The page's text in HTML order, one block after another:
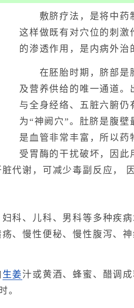
敷脐疗法，是将中药制
这样做既有对穴位的刺激
的渗透作用，是内病外治
在胚胎时期，脐部是
及营养供给的唯一通道。
与全身经络、五脏六腑仍
为“神阙穴”。肚脐是腹
是血管非常丰富，所以药
受胃酶的干扰破坏，因此
代谢，可减少毒副反应，
、儿科、男科等多种疾病
、慢性便秘、慢性腹泻、
生姜汁或黄酒、蜂蜜、醋调
。